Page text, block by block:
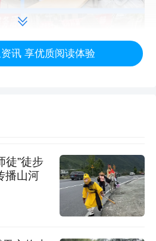
数百人次，让群众足不出
。活动不仅有效拉近了医
讯 享优质阅读体验
徒”徒步
播山河